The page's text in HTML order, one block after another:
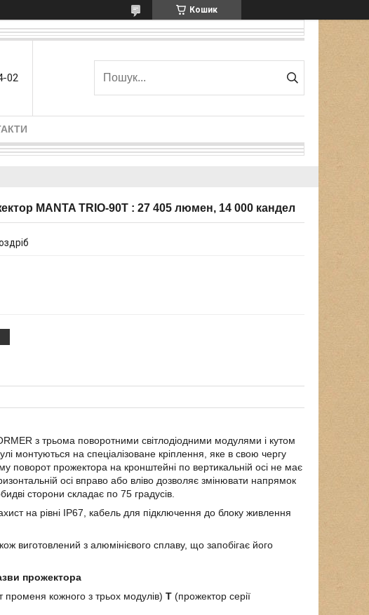
Кошик
02
MANTA TRIO-90T : 27 405 люмен, 14 000 кандел
з трьома поворотними світлодіодними модулями і кутом
монтуються на спеціалізоване кріплення, яке в свою чергу
прожектора на кронштейні по вертикальній осі не має
осі вправо або вліво дозволяє змінювати напрямок
сторони складає по 75 градусів.
на рівні IP67, кабель для підключення до блоку живлення
виготовлений з алюмінієвого сплаву, що запобігає його
прожектора
променя кожного з трьох модулів) T (прожектор серії